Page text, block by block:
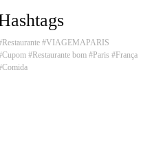
#VIAGEMAPARIS
#Restaurante bom #Paris #França